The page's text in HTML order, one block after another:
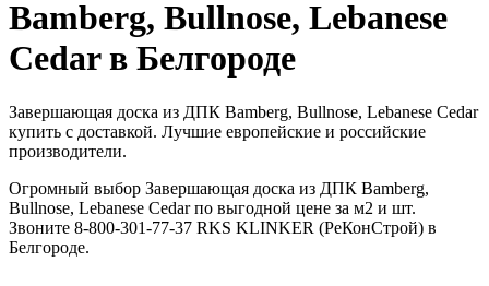
Bamberg, Bullnose, Lebanese
Cedar в Белгороде
Завершающая доска из ДПК Bamberg, Bullnose, Lebanese Cedar
купить с доставкой. Лучшие европейские и российские
производители.
Огромный выбор Завершающая доска из ДПК Bamberg,
Bullnose, Lebanese Cedar по выгодной цене за м2 и шт.
Звоните 8-800-301-77-37 RKS KLINKER (РеКонСтрой) в
Белгороде.